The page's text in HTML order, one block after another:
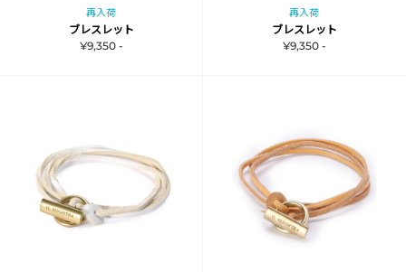
再入荷
ブレスレット
¥9,350 -
再入荷
ブレスレット
¥9,350 -